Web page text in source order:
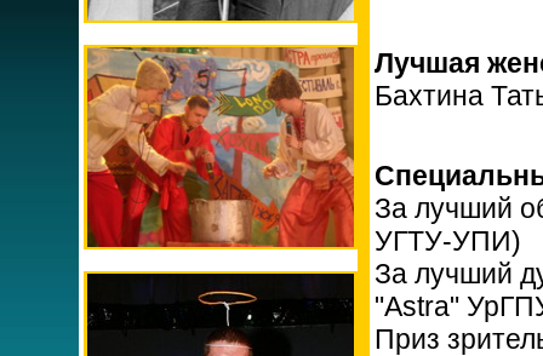
Лучшая
Бахтина
За лучший
УГТУ-УПИ)
За лучший
"Аstra"
Приз